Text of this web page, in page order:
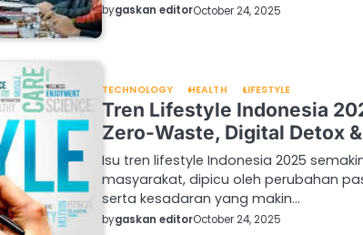
bygaskan editorOctober 24, 2025
TECHNOLOGY HEALTH LIFESTYLE
Tren Lifestyle Indonesia
Zero-Waste, Digital Detox
Isu tren lifestyle Indonesia 2025
masyarakat, dipicu oleh perubahan
serta kesadaran yang makin…
bygaskan editorOctober 24, 2025